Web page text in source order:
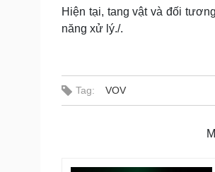
Hiện tại, tang vật và đối
năng xử lý./.
Tag: VOV